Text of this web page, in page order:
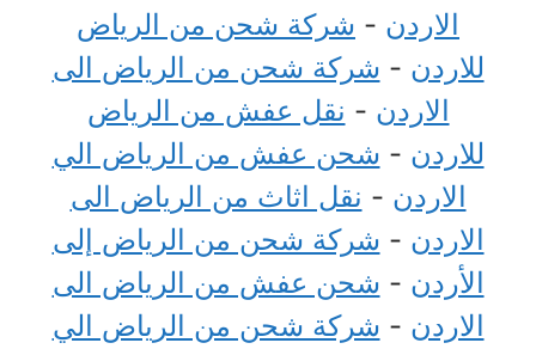
الاردن - شركة شحن من الرياض
للاردن - شركة شحن من الرياض الى
الاردن - نقل عفش من الرياض
للاردن - شحن عفش من الرياض الي
الاردن - نقل اثاث من الرياض الى
الاردن - شركة شحن من الرياض إلى
الأردن - شحن عفش من الرياض الى
الاردن - شركة شحن من الرياض الي